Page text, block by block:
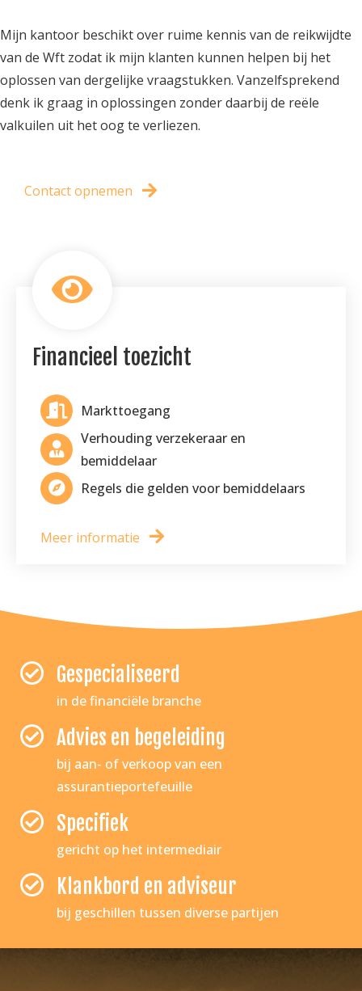
Mijn kantoor beschikt over ruime kennis van de reikwijdte
van de Wft zodat ik mijn klanten kunnen helpen bij het
oplossen van dergelijke vraagstukken. Vanzelfsprekend
denk ik graag in oplossingen zonder daarbij de reële
valkuilen uit het oog te verliezen.
Contact opnemen
Financieel toezicht
Markttoegang
Verhouding verzekeraar en
bemiddelaar
Regels die gelden voor bemiddelaars
Meer informatie
Gespecialiseerd
in de financiële branche
Advies en begeleiding
bij aan- of verkoop van een
assurantieportefeuille
Specifiek
gericht op het intermediair
Klankbord en adviseur
bij geschillen tussen diverse partijen